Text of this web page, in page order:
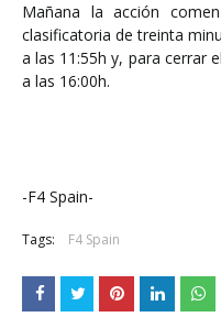
Mañana la acción
clasificatoria de treinta
a las 11:55h y, para cerrar
a las 16:00h.
-F4 Spain-
Tags: F4 Spain